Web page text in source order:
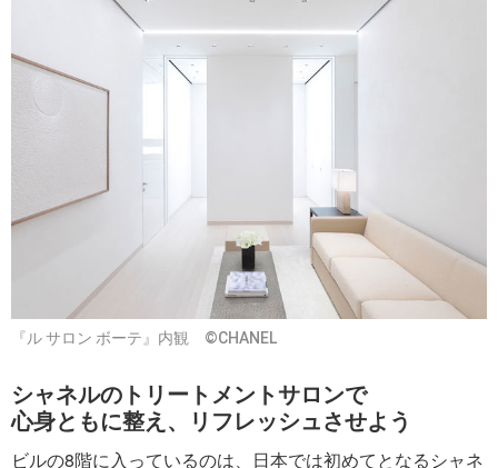
『ル サロン ボーテ』内観 ©CHANEL
シャネルのトリートメントサロンで
心身ともに整え、リフレッシュさせよう
ビルの8階に入っているのは、日本では初めてとなるシャネ